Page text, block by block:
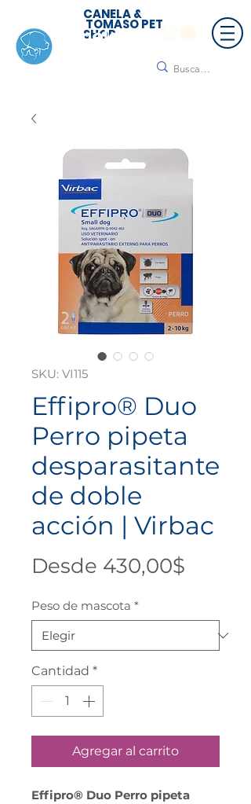
CANELA &
TOMASO PET
SHOP
SKU: VI115
Effipro® Duo
Perro pipeta
desparasitante
de doble
acción | Virbac
Desde 430,00$
oferta
Peso de mascota *
Cantidad *
Agregar al carrito
Effipro® Duo Perro pipeta